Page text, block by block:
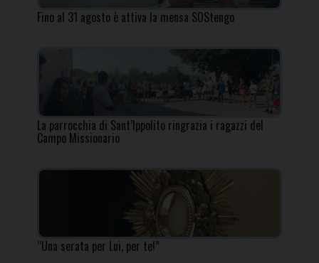
Fino al 31 agosto è attiva la mensa SOStengo
La parrocchia di Sant’Ippolito ringrazia i ragazzi del
Campo Missionario
“Una serata per Lui, per te!”